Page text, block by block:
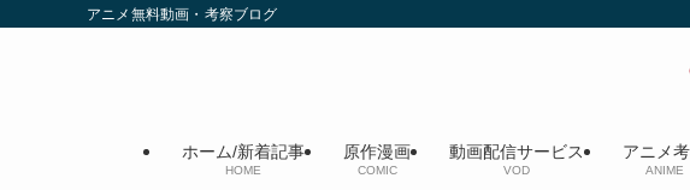
アニメ無料動画・考察ブログ
ホーム/新着記事
HOME
原作漫画
COMIC
動画配信サービス
VOD
アニメ
ANIME